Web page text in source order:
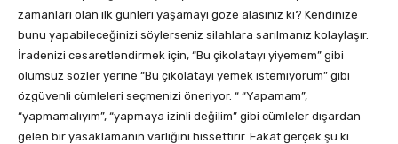
zamanları olan ilk günleri yaşamayı göze alasınız ki? Kendinize
bunu yapabileceğinizi söylerseniz silahlara sarılmanız kolaylaşır.
İradenizi cesaretlendirmek için, “Bu çikolatayı yiyemem” gibi
olumsuz sözler yerine “Bu çikolatayı yemek istemiyorum” gibi
özgüvenli cümleleri seçmenizi öneriyor. “ “Yapamam”,
“yapmamalıyım”, “yapmaya izinli değilim” gibi cümleler dışardan
gelen bir yasaklamanın varlığını hissettirir. Fakat gerçek şu ki